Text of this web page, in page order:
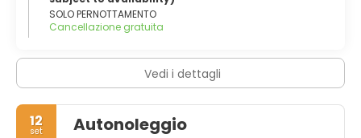
SOLO PERNOTTAMENTO
Cancellazione gratuita
Vedi i dettagli
12
set Autonoleggio